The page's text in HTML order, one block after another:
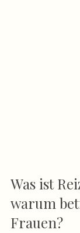
Was ist
warum
Frauen?